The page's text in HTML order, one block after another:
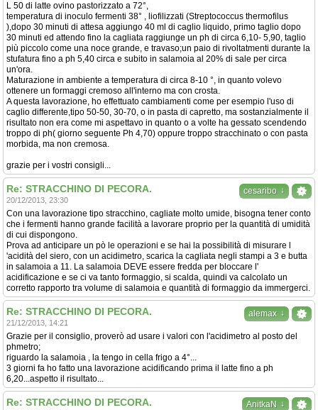
L 50 di latte ovino pastorizzato a 72°,
temperatura di inoculo fermenti 38° , liofilizzati (Streptococcus thermofilus
),dopo 30 minuti di attesa aggiungo 40 ml di caglio liquido, primo taglio dopo
30 minuti ed attendo fino la cagliata raggiunge un ph di circa 6,10- 5,90, taglio
più piccolo come una noce grande, e travaso;un paio di rivoltatmenti durante la
stufatura fino a ph 5,40 circa e subito in salamoia al 20% di sale per circa
un'ora.
Maturazione in ambiente a temperatura di circa 8-10 °, in quanto volevo
ottenere un formaggi cremoso all'interno ma con crosta.
A questa lavorazione, ho effettuato cambiamenti come per esempio l'uso di
caglio differente,tipo 50-50, 30-70, o in pasta di capretto, ma sostanzialmente il
risultato non era come mi aspettavo in quanto o a volte ha gessato scendendo
troppo di ph( giorno seguente Ph 4,70) oppure troppo stracchinato o con pasta
morbida, ma non cremosa.
grazie per i vostri consigli...
cesaribo ↓
Re: STRACCHINO DI PECORA.
20/12/2013, 23:30
Con una lavorazione tipo stracchino, cagliate molto umide, bisogna tener conto
che i fermenti hanno grande facilità a lavorare proprio per la quantità di umidità
di cui dispongono.
Prova ad anticipare un pò le operazioni e se hai la possibilità di misurare l
'acidità del siero, con un acidimetro, scarica la cagliata negli stampi a 3 e butta
in salamoia a 11. La salamoia DEVE essere fredda per bloccare l'
acidificazione e se ci va tanto formaggio, si scalda, quindi va calcolato un
corretto rapporto tra volume di salamoia e quantità di formaggio da immergerci.
alemax ↓
Re: STRACCHINO DI PECORA.
21/12/2013, 14:21
Grazie per il consiglio, proverò ad usare i valori con l'acidimetro al posto del
phmetro;
riguardo la salamoia , la tengo in cella frigo a 4°...
3 giorni fa ho fatto una lavorazione acidificando prima il latte fino a ph
6,20...aspetto il risultato...
AnitkaN ↓
Re: STRACCHINO DI PECORA.